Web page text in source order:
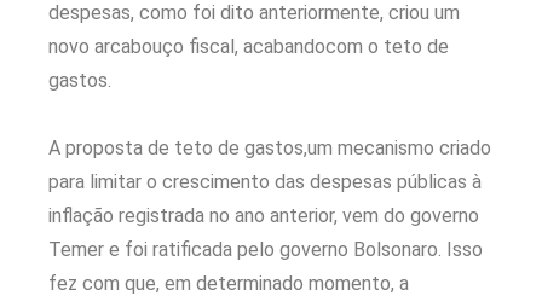
despesas, como foi dito anteriormente, criou um
novo arcabouço fiscal, acabandocom o teto de
gastos.
A proposta de teto de gastos,um mecanismo criado
para limitar o crescimento das despesas públicas à
inflação registrada no ano anterior, vem do governo
Temer e foi ratificada pelo governo Bolsonaro. Isso
fez com que, em determinado momento, a